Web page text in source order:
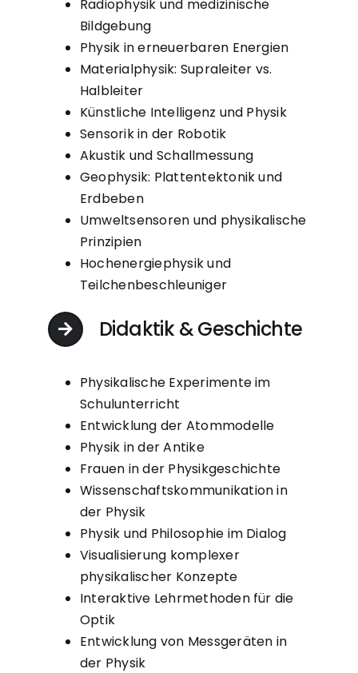
Radiophysik und medizinische
Bildgebung
Physik in erneuerbaren Energien
Materialphysik: Supraleiter vs.
Halbleiter
Künstliche Intelligenz und Physik
Sensorik in der Robotik
Akustik und Schallmessung
Geophysik: Plattentektonik und
Erdbeben
Umweltsensoren und physikalische
Prinzipien
Hochenergiephysik und
Teilchenbeschleuniger
Didaktik & Geschichte
Physikalische Experimente im
Schulunterricht
Entwicklung der Atommodelle
Physik in der Antike
Frauen in der Physikgeschichte
Wissenschaftskommunikation in
der Physik
Physik und Philosophie im Dialog
Visualisierung komplexer
physikalischer Konzepte
Interaktive Lehrmethoden für die
Optik
Entwicklung von Messgeräten in
der Physik